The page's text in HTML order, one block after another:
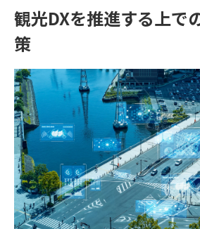
観光DXを推進する上で
策